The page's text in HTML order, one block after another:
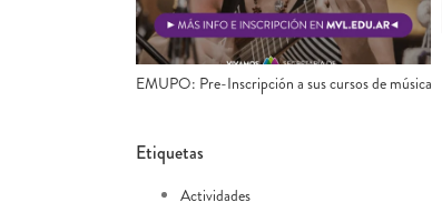
EMUPO: Pre-Inscripción a sus cursos de música
Etiquetas
Actividades